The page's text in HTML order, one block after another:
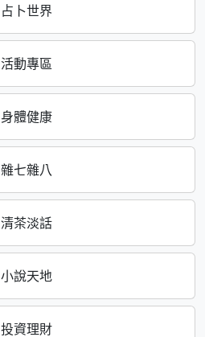
占卜世界
活動專區
身體健康
雜七雜八
清茶淡話
小說天地
投資理財